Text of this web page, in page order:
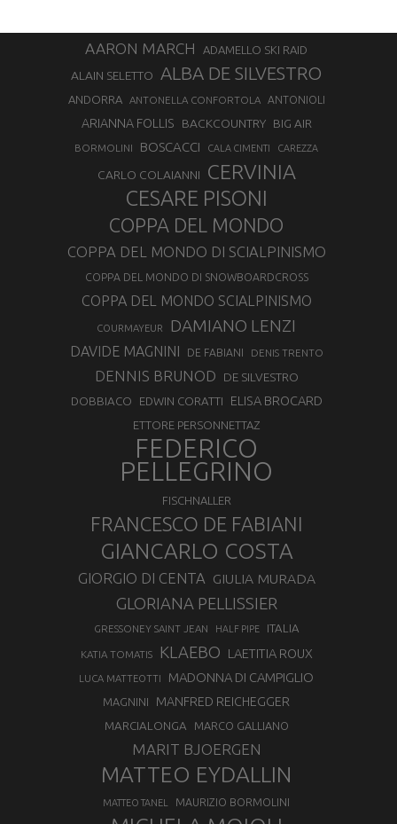
AARON MARCH ADAMELLO SKI RAID
ALAIN SELETTO ALBA DE SILVESTRO
ANDORRA ANTONELLA CONFORTOLA ANTONIOLI
ARIANNA FOLLIS BACKCOUNTRY BIG AIR
BORMOLINI BOSCACCI CALA CIMENTI CAREZZA
CARLO COLAIANNI CERVINIA
CESARE PISONI
COPPA DEL MONDO
COPPA DEL MONDO DI SCIALPINISMO
COPPA DEL MONDO DI SNOWBOARDCROSS
COPPA DEL MONDO SCIALPINISMO
COURMAYEUR DAMIANO LENZI
DAVIDE MAGNINI DE FABIANI DENIS TRENTO
DENNIS BRUNOD DE SILVESTRO
DOBBIACO EDWIN CORATTI ELISA BROCARD
ETTORE PERSONNETTAZ
FEDERICO
PELLEGRINO
FISCHNALLER
FRANCESCO DE FABIANI
GIANCARLO COSTA
GIORGIO DI CENTA GIULIA MURADA
GLORIANA PELLISSIER
GRESSONEY SAINT JEAN HALF PIPE ITALIA
KATIA TOMATIS KLAEBO LAETITIA ROUX
LUCA MATTEOTTI MADONNA DI CAMPIGLIO
MAGNINI MANFRED REICHEGGER
MARCIALONGA MARCO GALLIANO
MARIT BJOERGEN
MATTEO EYDALLIN
MATTEO TANEL MAURIZIO BORMOLINI